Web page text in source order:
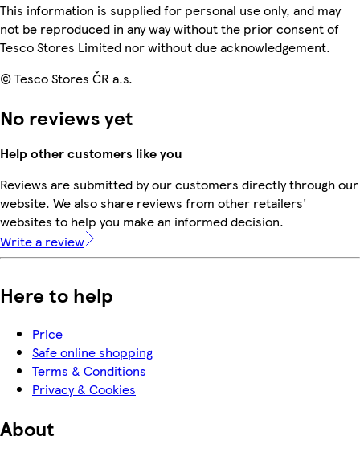
This information is supplied for personal use only, and may
not be reproduced in any way without the prior consent of
Tesco Stores Limited nor without due acknowledgement.
© Tesco Stores ČR a.s.
No reviews yet
Help other customers like you
Reviews are submitted by our customers directly through our
website. We also share reviews from other retailers'
websites to help you make an informed decision.
Write a review
Here to help
Price
Safe online shopping
Terms & Conditions
Privacy & Cookies
About